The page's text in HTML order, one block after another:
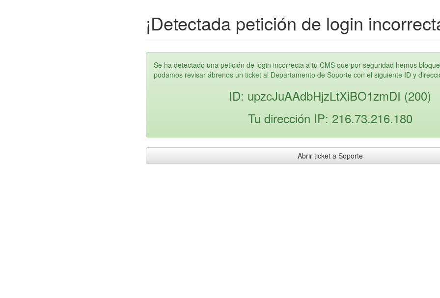
¡Detectada petición de login
Se ha detectado una petición de login incorrecta a tu CMS que por seguridad hemos
podamos revisar ábrenos un ticket al Departamento de Soporte con el siguiente ID y
ID: upzcJuAAdbHjzLtXiBO1zmDI (200)
Tu dirección IP: 216.73.216.180
Abrir ticket a Soporte